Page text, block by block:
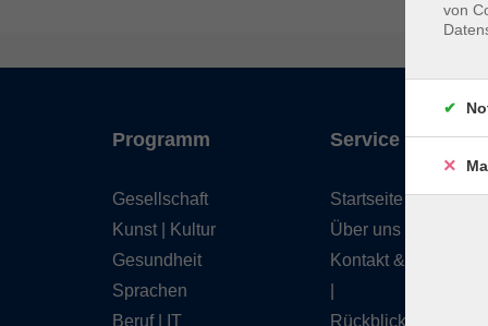
Programm
Gesellschaft
Kunst | Kultur
Gesundheit
Sprachen
Beruf | IT
Service
Startseite
Über uns
Kontakt & Service
Rückblick
von